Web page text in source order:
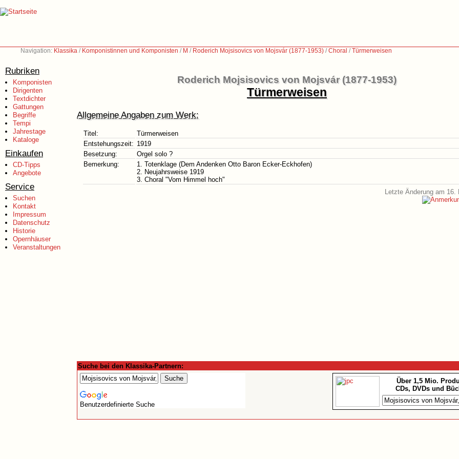
Navigation: Klassika / Komponistinnen und Komponisten / M / Roderich Mojsisovics von Mojsvár (1877-1953) /Choral /Türmerweisen
Rubriken
Komponisten
Dirigenten
Textdichter
Gattungen
Begriffe
Tempi
Jahrestage
Kataloge
Einkaufen
CD-Tipps
Angebote
Service
Suchen
Kontakt
Impressum
Datenschutz
Historie
Opernhäuser
Veranstaltungen
Roderich Mojsisovics von Mojsvár (1877-1953)
Türmerweisen
Allgemeine Angaben zum Werk:
Titel:
Türmerweisen
Entstehungszeit: 1919
Besetzung:
Orgel solo ?
Bemerkung:
1. Totenklage (Dem Andenken Otto Baron Ecker-Eckhofen)
2. Neujahrsweise 1919
3. Choral "Vom Himmel hoch"
Letzte Änderung am 16.
Suche bei den Klassika-Partnern:
Benutzerdefinierte Suche
Über 1,5 Mio.
CDs, DVDs und